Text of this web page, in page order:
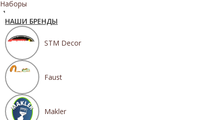
Наборы
НАШИ БРЕНДЫ
STM Decor
Faust
Makler